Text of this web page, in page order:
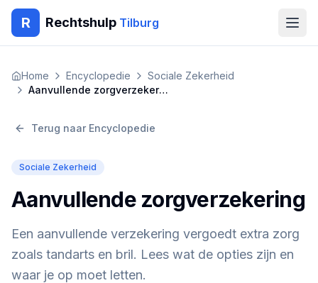
R Rechtshulp Tilburg
Home
🇸🇦 العربية 🇵🇱 Polski 🇧🇬 Български
🇷🇴 Română
Home Encyclopedie
Sociale Zekerheid
Aanvullende zorgverzekering
Terug naar Encyclopedie
Sociale Zekerheid
Aanvullende zorgverzekering
Een aanvullende verzekering vergoedt extra zorg
zoals tandarts en bril. Lees wat de opties zijn en
waar je op moet letten.